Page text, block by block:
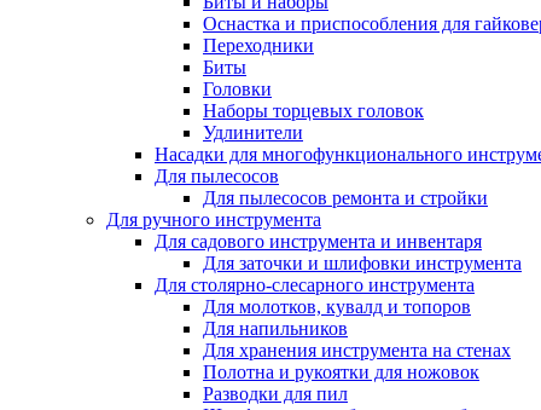
Оснастка и приспособления для
Переходники
Биты
Головки
Наборы торцевых головок
Удлинители
Насадки для многофункционального
Для пылесосов
Для пылесосов ремонта и стройки
Для ручного инструмента
Для садового инструмента и инвентаря
Для заточки и шлифовки инструмента
Для столярно-слесарного инструмента
Для молотков, кувалд и топоров
Для напильников
Для хранения инструмента на стенах
Полотна и рукоятки для ножовок
Разводки для пил